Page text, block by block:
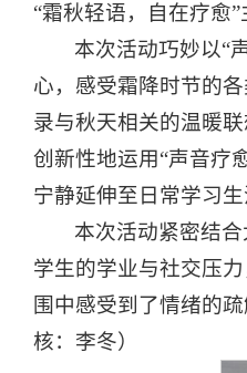
“霜秋轻语，自在疗愈
本次活动巧妙以“
心，感受霜降时节的
录与秋天相关的温暖
创新性地运用“声音疗
宁静延伸至日常学习生
本次活动紧密结
学生的学业与社交压
围中感受到了情绪的
核：李冬）